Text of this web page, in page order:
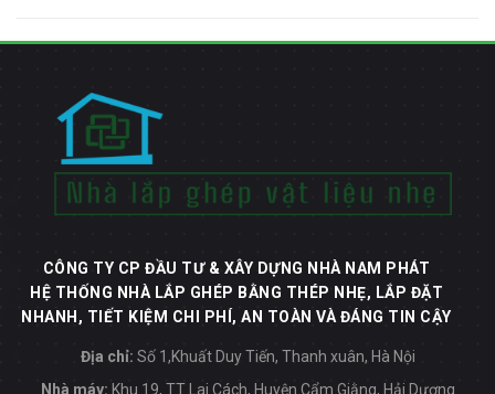
CÔNG TY CP ĐẦU TƯ & XÂY DỰNG NHÀ NAM PHÁT
HỆ THỐNG NHÀ LẮP GHÉP BẰNG THÉP NHẸ, LẮP ĐẶT
NHANH, TIẾT KIỆM CHI PHÍ, AN TOÀN VÀ ĐÁNG TIN CẬY
Địa chỉ: Số 1,Khuất Duy Tiến, Thanh xuân, Hà Nội
Nhà máy: Khu 19, TT Lai Cách, Huyện Cẩm Giằng, Hải Dương